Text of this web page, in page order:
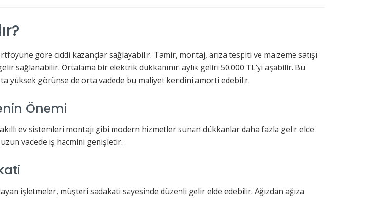
göre ciddi kazançlar sağlayabilir. Tamir, montaj, arıza tespiti ve malzeme satışı
sağlanabilir. Ortalama bir elektrik dükkanının aylık geliri 50.000 TL’yi aşabilir. Bu
yüksek görünse de orta vadede bu maliyet kendini amorti edebilir.
Önemi
ev sistemleri montajı gibi modern hizmetler sunan dükkanlar daha fazla gelir elde
vadede iş hacmini genişletir.
işletmeler, müşteri sadakati sayesinde düzenli gelir elde edebilir. Ağızdan ağıza